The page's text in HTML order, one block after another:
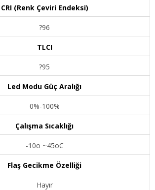
CRI (Renk Çeviri Endeksi)
?96
TLCI
?95
Led Modu Güç Aralığı
0%-100%
Çalışma Sıcaklığı
-10o ~45oC
Flaş Gecikme Özelliği
Hayır